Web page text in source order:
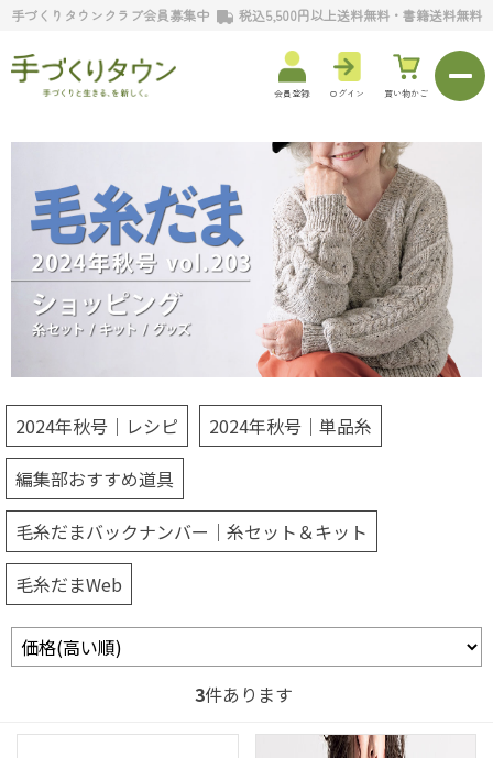
手づくりタウンクラブ会員募集中 税込5,500円以上送料無料・書籍送料無料
会員登録 ログイン 買い物かご
2024年秋号｜レシピ
2024年秋号｜単品糸
編集部おすすめ道具
毛糸だまバックナンバー｜糸セット＆キット
毛糸だまWeb
3件あります